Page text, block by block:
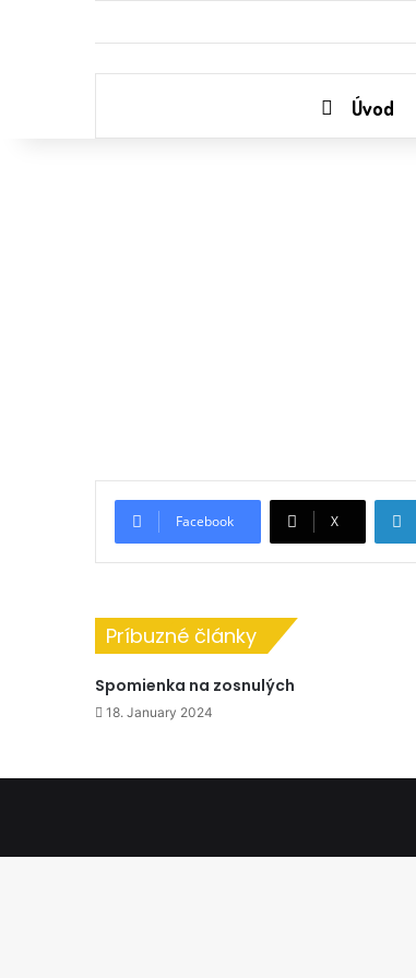
Úvod
Facebook X
Príbuzné články
Spomienka na zosnulých
18. January 2024